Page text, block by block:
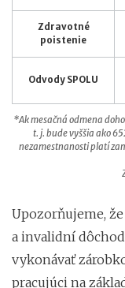
*Ak mesačná odmena
t. j. bude vyššia ako
nezamestnanosti platí
Zdravotné
poistenie
Odvody SPOLU
Upozorňujeme,
a invalidní
vykonávať
pracujúci na